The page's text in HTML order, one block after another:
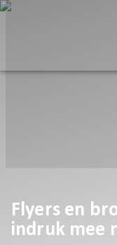
Flyers en
indruk mee